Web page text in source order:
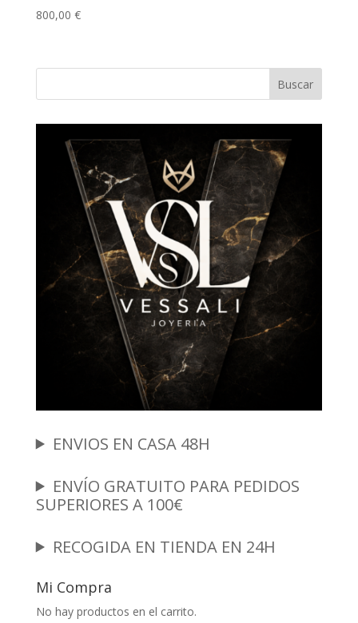
800,00 €
Buscar
ENVIOS EN CASA 48H
ENVÍO GRATUITO PARA PEDIDOS
SUPERIORES A 100€
RECOGIDA EN TIENDA EN 24H
Mi Compra
No hay productos en el carrito.